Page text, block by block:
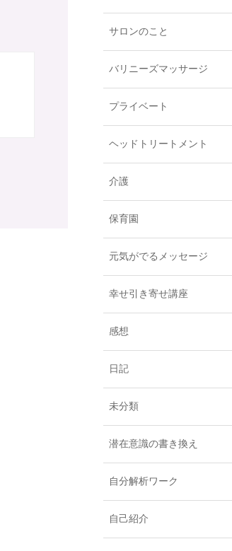
サロンのこと
バリニーズマッサージ
プライベート
ヘッドトリートメント
介護
保育園
元気がでるメッセージ
幸せ引き寄せ講座
感想
日記
未分類
潜在意識の書き換え
自分解析ワーク
自己紹介